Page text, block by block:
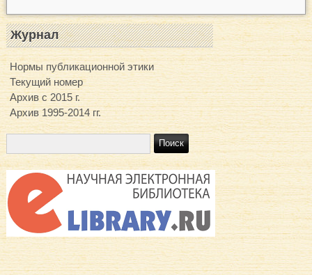
Журнал
Нормы публикационной этики
Текущий номер
Архив с 2015 г.
Архив 1995-2014 гг.